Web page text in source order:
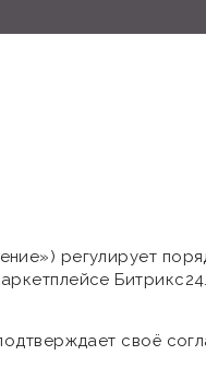
регулирует
Битрикс24.
своё